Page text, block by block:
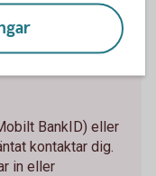
BankID) eller
kontaktar dig.
in eller